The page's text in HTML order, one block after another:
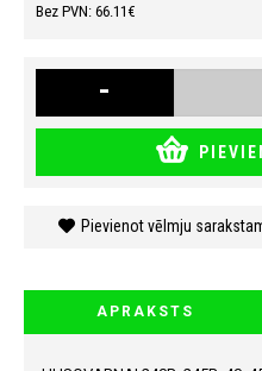
Bez PVN: 66.11€
-
Pievienot vēlmju
APRAKSTS